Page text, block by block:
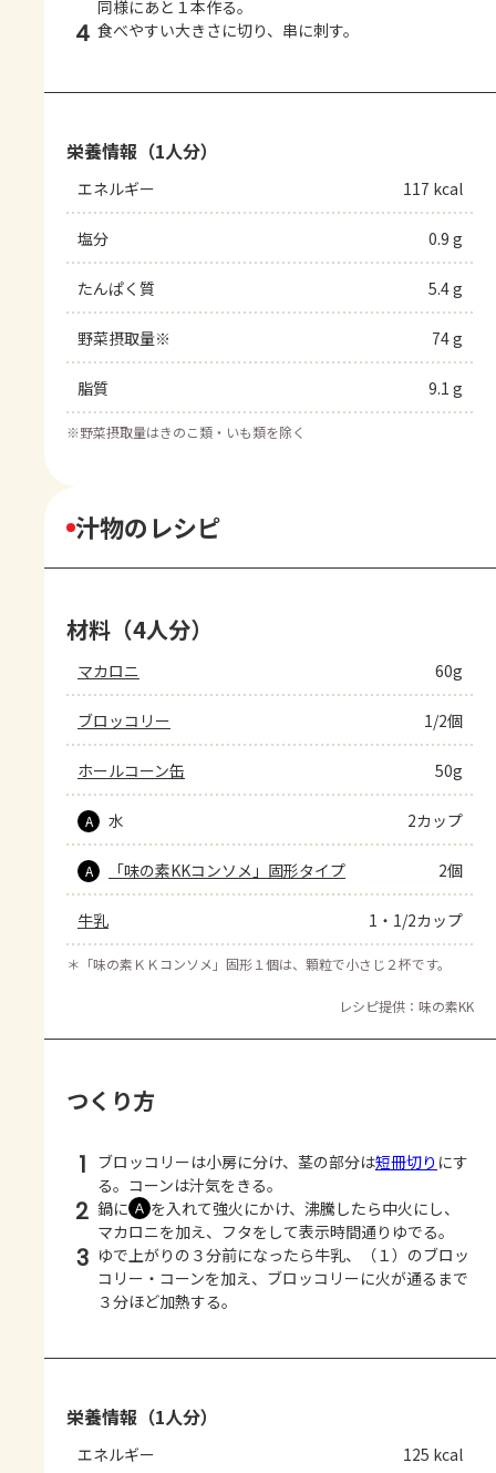
同様にあと１本作る。
4 食べやすい大きさに切り、串に刺す。
栄養情報（1人分）
エネルギー 117 kcal
塩分 0.9 g
たんぱく質 5.4 g
野菜摂取量※ 74 g
脂質 9.1 g
※野菜摂取量はきのこ類・いも類を除く
汁物のレシピ
材料（4人分）
マカロニ 60g
ブロッコリー 1/2個
ホールコーン缶 50g
A 水 2カップ
A 「味の素KKコンソメ」固形タイプ 2個
牛乳 1・1/2カップ
＊ 「味の素ＫＫコンソメ」固形１個は、顆粒で小さじ２杯です。
レシピ提供：味の素KK
つくり方
1 ブロッコリーは小房に分け、茎の部分は短冊切り にす
る。コーンは汁気をきる。
2 鍋に Ａ を入れて強火にかけ、沸騰したら中火にし、
マカロニを加え、フタをして表示時間通りゆでる。
3 ゆで上がりの３分前になったら牛乳、（１）のブロッ
コリー・コーンを加え、ブロッコリーに火が通るまで
３分ほど加熱する。
栄養情報（1人分）
エネルギー 125 kcal